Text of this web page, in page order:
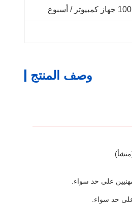
100 جهاز كمبيوتر / أسبوع
وصف المنتج